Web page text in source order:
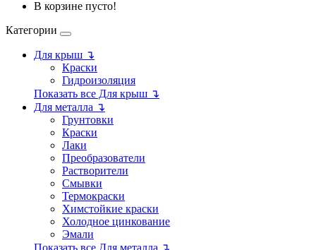
В корзине пусто!
Категории
Для крыш ↴
Краски
Гидроизоляция
Показать все Для крыш ↴
Для металла ↴
Грунтовки
Краски
Лаки
Преобразователи
Растворители
Смывки
Термокраски
Химстойкие краски
Холодное цинкование
Эмали
Показать все Для металла ↴